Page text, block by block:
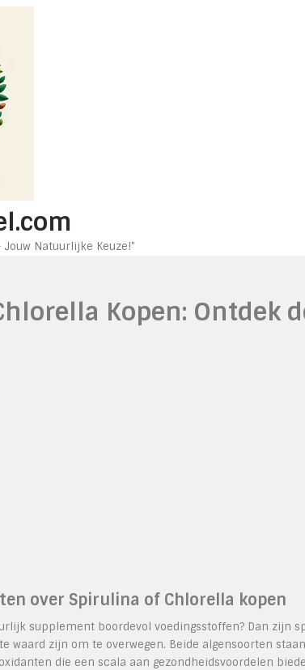
Natuurlijke Keuze!"
Kopen: Ontdek
over Spirulina of Chlorella kopen
supplement boordevol voedingsstoffen? Dan zijn
waard zijn om te overwegen. Beide algensoorten
die een scala aan gezondheidsvoordelen